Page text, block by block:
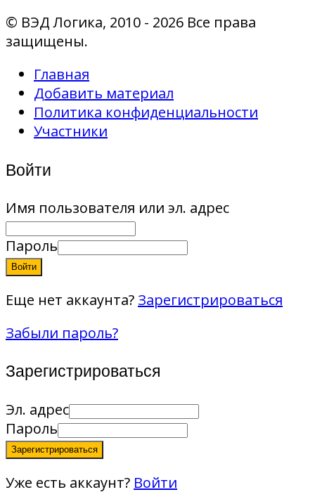
© ВЭД Логика, 2010 - 2026 Все права
защищены.
Главная
Добавить материал
Политика конфиденциальности
Участники
Войти
Имя пользователя или эл. адрес
Пароль
Войти
Еще нет аккаунта? Зарегистрироваться
Забыли пароль?
Зарегистрироваться
Эл. адрес
Пароль
Зарегистрироваться
Уже есть аккаунт? Войти